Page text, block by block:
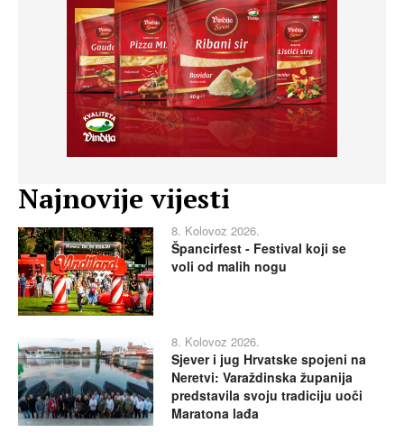
Najnovije vijesti
8. Kolovoz 2026.
Špancirfest - Festival koji se
voli od malih nogu
8. Kolovoz 2026.
Sjever i jug Hrvatske spojeni na
Neretvi: Varaždinska županija
predstavila svoju tradiciju uoči
Maratona lađa